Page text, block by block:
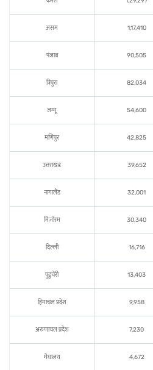
असम 1,17,410
पंजाब 90,505
त्रिपुरा 82,034
जम्मू 54,600
मणिपुर 42,825
उत्तराखंड 39,652
नागालैंड 32,001
मिज़ोरम 30,340
दिल्ली 16,716
पुडुचेरी 13,403
हिमाचल प्रदेश 9,958
अरुणाचल प्रदेश 7,230
मेघालय 4,672